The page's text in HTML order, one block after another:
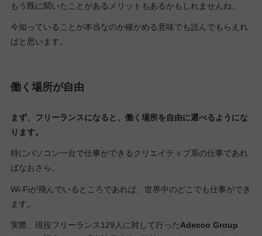
もう既に聞いたことがあるメリットもあるかもしれませんね。
今知っていることが本当なのか確かめる意味でも読んでもらえれ
ばと思います。
働く場所が自由
まず、フリーランスになると、働く場所を自由に選べるようにな
ります。
特にパソコン一台で仕事ができるクリエイティブ系の仕事であれ
ばなおさら。
Wi-Fiが飛んでいるところであれば、世界中のどこでも仕事ができ
ます。
実際、現役フリーランス129人に対して行ったAdecco Group